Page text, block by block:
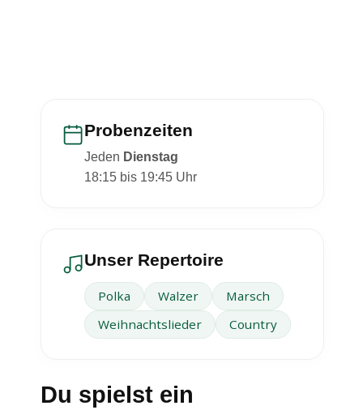
Probenzeiten
Jeden Dienstag
18:15 bis 19:45 Uhr
Unser Repertoire
Polka Walzer
Marsch
Weihnachtslieder
Country
Du spielst ein